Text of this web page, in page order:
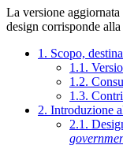
La versione
design corrisponde alla
1. Scopo,
1.1.
1.2.
1.3.
2. Introduzione
2.1.